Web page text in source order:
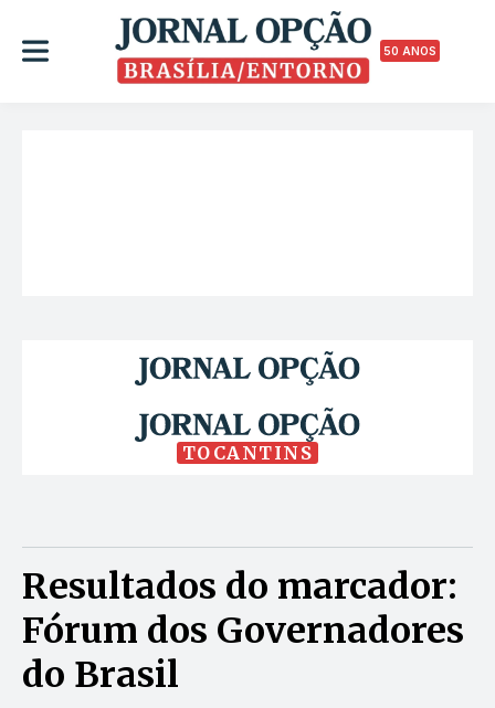
50 ANOS
TOCANTINS
Resultados do marcador:
Fórum dos Governadores
do Brasil